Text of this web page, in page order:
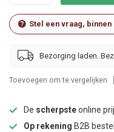
Stel een vraag, binnen
Bezorging laden..
Toevoegen om te vergelijken
De scherpsteonline
Op rekening B2B